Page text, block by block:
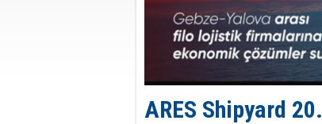
ARES Shipyard